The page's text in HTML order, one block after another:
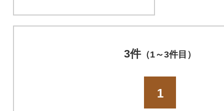
3件（1～3件目）
1